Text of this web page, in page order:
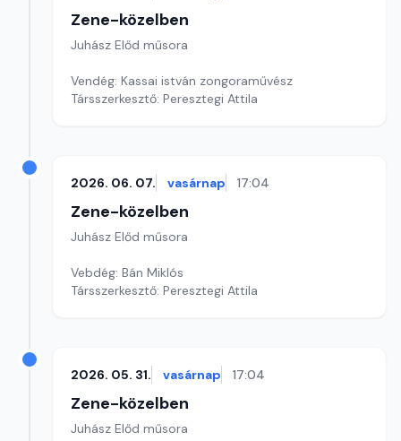
Zene-közelben
Juhász Előd műsora
Vendég: Kassai istván zongoraművész
Társszerkesztő: Peresztegi Attila
2026. 06. 07. vasárnap 17:04
Zene-közelben
Juhász Előd műsora
Vebdég: Bán Miklós
Társszerkesztő: Peresztegi Attila
2026. 05. 31. vasárnap 17:04
Zene-közelben
Juhász Előd műsora